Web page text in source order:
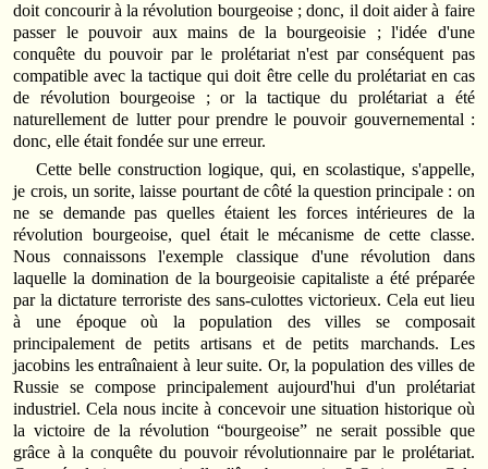
doit concourir à la révolution bourgeoise ; donc, il doit aider à faire
passer le pouvoir aux mains de la bourgeoisie ; l'idée d'une
conquête du pouvoir par le prolétariat n'est par conséquent pas
compatible avec la tactique qui doit être celle du prolétariat en cas
de révolution bourgeoise ; or la tactique du prolétariat a été
naturellement de lutter pour prendre le pouvoir gouvernemental :
donc, elle était fondée sur une erreur.
Cette belle construction logique, qui, en scolastique, s'appelle,
je crois, un sorite, laisse pourtant de côté la question principale : on
ne se demande pas quelles étaient les forces intérieures de la
révolution bourgeoise, quel était le mécanisme de cette classe.
Nous connaissons l'exemple classique d'une révolution dans
laquelle la domination de la bourgeoisie capitaliste a été préparée
par la dictature terroriste des sans‑culottes victorieux. Cela eut lieu
à une époque où la population des villes se composait
principalement de petits artisans et de petits marchands. Les
jacobins les entraînaient à leur suite. Or, la population des villes de
Russie se compose principalement aujourd'hui d'un prolétariat
industriel. Cela nous incite à concevoir une situation historique où
la victoire de la révolution “bourgeoise” ne serait possible que
grâce à la conquête du pouvoir révolutionnaire par le prolétariat.